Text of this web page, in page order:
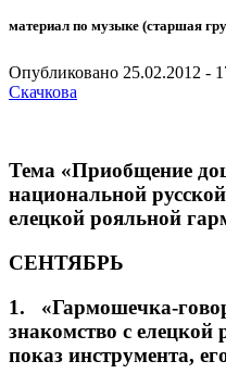
материал по музыке (старшая
Опубликовано 25.02.2012 -
Скачкова
Тема «Приобщение
национальной
елецкой рояльной
СЕНТЯБРЬ
1. «Гармошечка-
знакомство с
показ инструмента,